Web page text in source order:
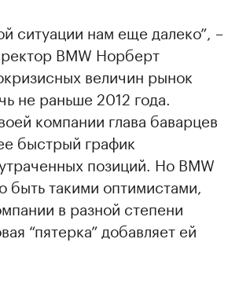
ситуации нам еще далеко”, –
BMW Норберт
величин рынок
не раньше 2012 года.
компании глава баварцев
быстрый график
позиций. Но BMW
быть такими оптимистами,
в разной степени
“пятерка” добавляет ей